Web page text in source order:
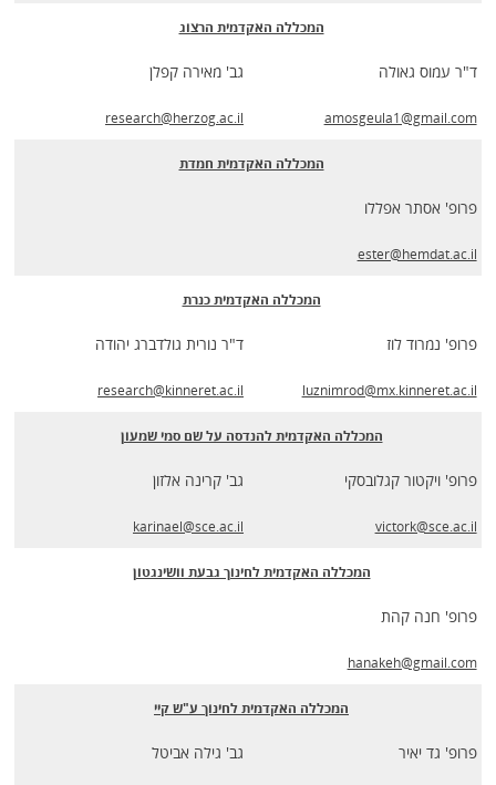
המכללה האקדמית הרצוג
ד"ר עמוס גאולה
amosgeula1@gmail.com
גב' מאירה קפלן
research@herzog.ac.il
המכללה האקדמית חמדת
פרופ' אסתר אפללו
ester@hemdat.ac.il
המכללה האקדמית כנרת
פרופ' נמרוד לוז
luznimrod@mx.kinneret.ac.il
ד"ר נורית גולדברג יהודה
research@kinneret.ac.il
המכללה האקדמית להנדסה על שם סמי שמעון
פרופ' ויקטור קגלובסקי
victork@sce.ac.il
גב' קרינה אלזון
karinael@sce.ac.il
המכללה האקדמית לחינוך גבעת וושינגטון
פרופ' חנה קהת
hanakeh@gmail.com
המכללה האקדמית לחינוך ע"ש קיי
פרופ' גד יאיר גב' גילה אביטל